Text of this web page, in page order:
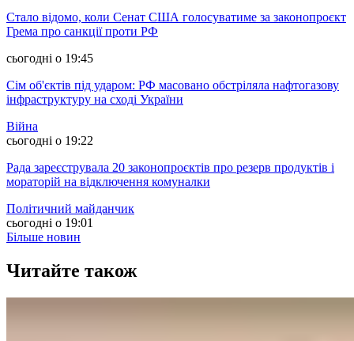
Стало відомо, коли Сенат США голосуватиме за законопроєкт
Грема про санкції проти РФ
сьогодні о 19:45
Сім об'єктів під ударом: РФ масовано обстріляла нафтогазову
інфраструктуру на сході України
Війна
сьогодні о 19:22
Рада зареєструвала 20 законопроєктів про резерв продуктів і
мораторій на відключення комуналки
Політичний майданчик
сьогодні о 19:01
Більше новин
Читайте також